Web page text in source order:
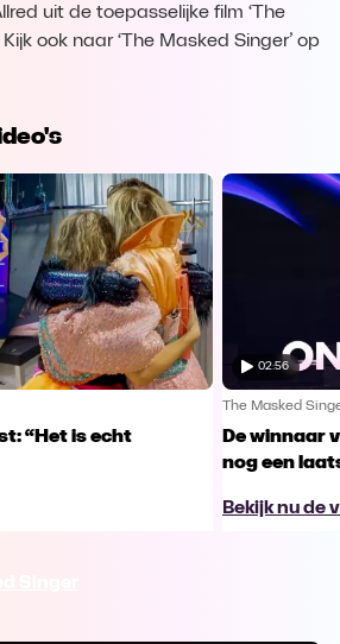
uit de toepasselijke film ‘The
ook naar ‘The Masked Singer’ op
“Het is echt
02:56
The Masked
De winnaar
nog een
Bekijk nu de